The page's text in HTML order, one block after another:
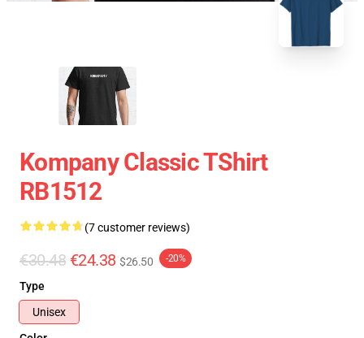
Kompany Classic TShirt
RB1512
(7 customer reviews)
€30.48 €24.38 $26.50 -20%
Type
Unisex